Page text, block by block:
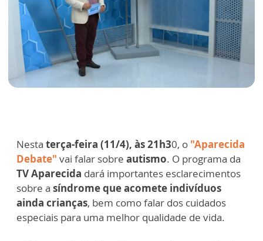
Nesta terça-feira (11/4), às 21h30, o "Aparecida
Debate" vai falar sobre autismo. O programa da
TV Aparecida dará importantes esclarecimentos
sobre a síndrome que acomete indivíduos
ainda crianças, bem como falar dos cuidados
especiais para uma melhor qualidade de vida.